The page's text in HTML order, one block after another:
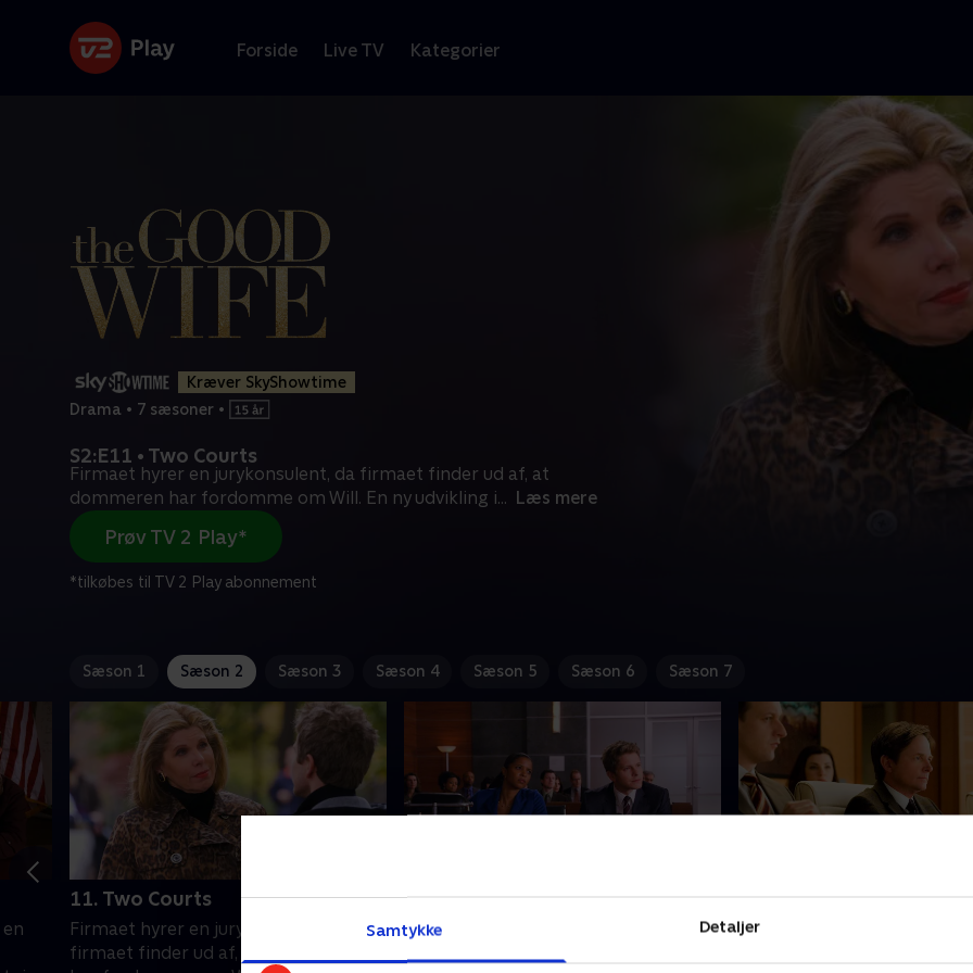
Samtykke Detaljer
Forside Live TV Kategorier
Kræver SkyShowtime
Drama • 7 sæsoner •
S2:E11 • Two Courts
Firmaet hyrer en jurykonsulent, da firmaet finder ud af, at
dommeren har fordomme om Will. En ny udvikling i... Læs mere
Prøv TV 2 Play*
*tilkøbes til TV 2 Play abonnement
Sæson 1 Sæson 2 Sæson 3 Sæson 4 Sæson 5 Sæson 6 Sæson 7
11. Two Courts
Firmaet hyrer en jurykonsulent, da
firmaet finder ud af, at dommeren
12. Silly Season
Alicia forsvarer en indsat, der under
Alicia er splittet af, hvorvidt